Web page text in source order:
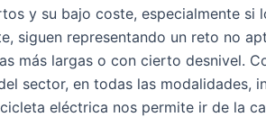
y su bajo coste, especialmente si
siguen representando un reto no
más largas o con cierto desnivel.
sector, en todas las modalidades,
eléctrica nos permite ir de la